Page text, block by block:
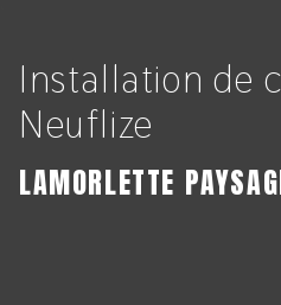
Installation de
Neuflize
LAMORLETTE